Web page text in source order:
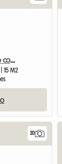
Quarto duplo espaçoso com closet e vista para o jardim — Koekelber
15 M2
20